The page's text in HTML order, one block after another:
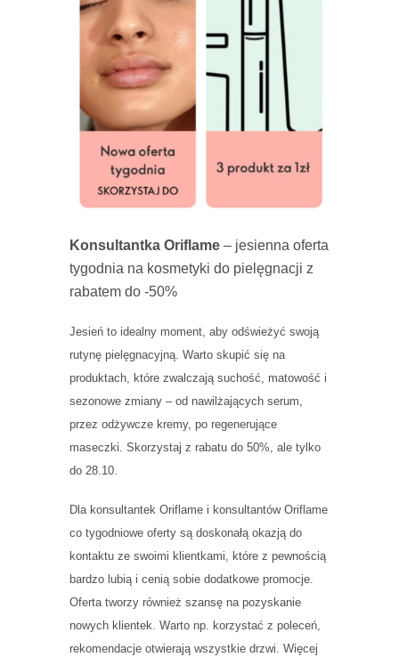
Konsultantka Oriflame – jesienna oferta
tygodnia na kosmetyki do pielęgnacji z
rabatem do -50%
Jesień to idealny moment, aby odświeżyć swoją
rutynę pielęgnacyjną. Warto skupić się na
produktach, które zwalczają suchość, matowość i
sezonowe zmiany – od nawilżających serum,
przez odżywcze kremy, po regenerujące
maseczki. Skorzystaj z rabatu do 50%, ale tylko
do 28.10.
Dla konsultantek Oriflame i konsultantów Oriflame
co tygodniowe oferty są doskonałą okazją do
kontaktu ze swoimi klientkami, które z pewnością
bardzo lubią i cenią sobie dodatkowe promocje.
Oferta tworzy również szansę na pozyskanie
nowych klientek. Warto np. korzystać z poleceń,
rekomendacje otwierają wszystkie drzwi. Więcej